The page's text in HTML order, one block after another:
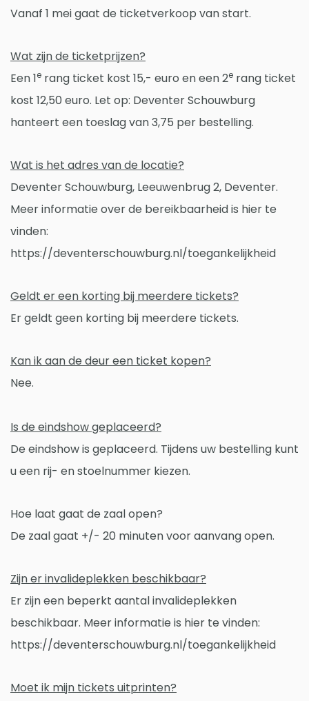
Vanaf 1 mei gaat de ticketverkoop van start.
Wat zijn de ticketprijzen?
Een 1e rang ticket kost 15,- euro en een 2e rang ticket
kost 12,50 euro. Let op: Deventer Schouwburg
hanteert een toeslag van 3,75 per bestelling.
Wat is het adres van de locatie?
Deventer Schouwburg, Leeuwenbrug 2, Deventer.
Meer informatie over de bereikbaarheid is hier te
vinden:
https://deventerschouwburg.nl/toegankelijkheid
Geldt er een korting bij meerdere tickets?
Er geldt geen korting bij meerdere tickets.
Kan ik aan de deur een ticket kopen?
Nee.
Is de eindshow geplaceerd?
De eindshow is geplaceerd. Tijdens uw bestelling kunt
u een rij- en stoelnummer kiezen.
Hoe laat gaat de zaal open?
De zaal gaat +/- 20 minuten voor aanvang open.
Zijn er invalideplekken beschikbaar?
Er zijn een beperkt aantal invalideplekken
beschikbaar. Meer informatie is hier te vinden:
https://deventerschouwburg.nl/toegankelijkheid
Moet ik mijn tickets uitprinten?